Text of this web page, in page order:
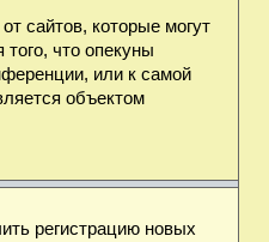
сайтов, которые могут
что опекуны
или к самой
объектом
регистрацию новых